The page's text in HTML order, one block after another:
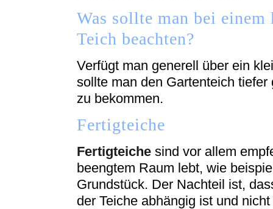
Was sollte man bei
Teich beachten?
Verfügt man generell über ein
sollte man den Gartenteich
zu bekommen.
Fertigteiche
Fertigteiche sind vor allem
beengtem Raum lebt, wie
Grundstück. Der Nachteil ist,
der Teiche abhängig ist und